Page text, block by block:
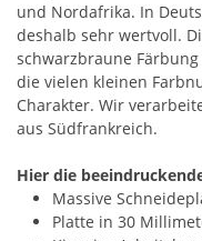
und Nordafrika. In
deshalb sehr wertvoll.
schwarzbraune
die vielen kleinen
Charakter. Wir
aus Südfrankreich.
Hier die
Massive
Platte in 30